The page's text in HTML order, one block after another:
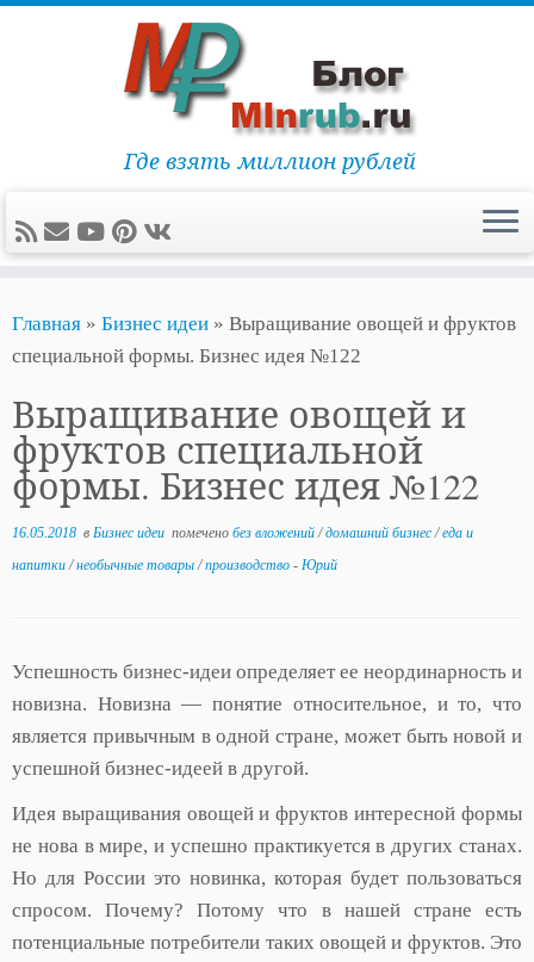
содержимому
Где взять миллион рублей
Главная » Бизнес идеи » Выращивание овощей и фруктов
специальной формы. Бизнес идея №122
Выращивание овощей и
фруктов специальной
формы. Бизнес идея №122
16.05.2018 в Бизнес идеи помечено без вложений/домашний бизнес/еда и
напитки/необычные товары/производство - Юрий
Успешность бизнес-идеи определяет ее неординарность и
новизна. Новизна — понятие относительное, и то, что
является привычным в одной стране, может быть новой и
успешной бизнес-идеей в другой.
Идея выращивания овощей и фруктов интересной формы
не нова в мире, и успешно практикуется в других станах.
Но для России это новинка, которая будет пользоваться
спросом. Почему? Потому что в нашей стране есть
потенциальные потребители таких овощей и фруктов. Это